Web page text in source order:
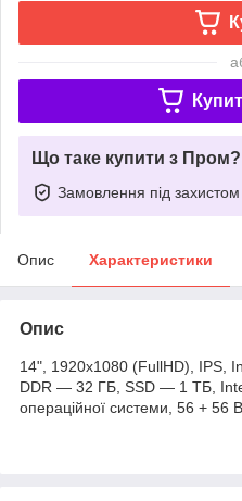
Що таке купити з Пром?
Замовлення під захистом
Опис Характеристики
Опис
14", 1920х1080 (FullHD), IPS,
DDR — 32 ГБ, SSD — 1 ТБ,
операційної системи, 56 + 56